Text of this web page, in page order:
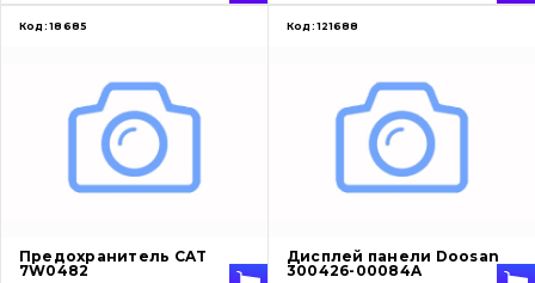
Код: 18685
Предохранитель CAT
7W0482
Код: 121688
Дисплей панели Doosan
300426-00084A